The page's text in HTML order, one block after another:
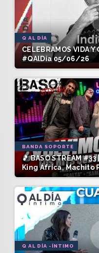
Q AL DÍA
CELEBRAMOS VIDA
#QAlDía 05/06/26
BANDA SOPORTE
🎵 BASO STREAM #33
King África, Machito
Q AL DÍA -ÍNTIMO